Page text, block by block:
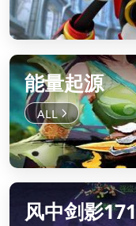
能量起源
风中剑影